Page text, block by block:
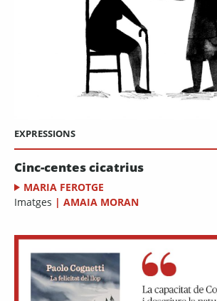
EXPRESSIONS
Cinc-centes cicatrius
MARIA FEROTGE
Imatges | AMAIA MORAN